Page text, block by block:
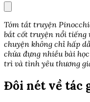
Tóm tắt truyện
bắt cốt truyện nổi tiếng
chuyện không chỉ hấp
chứa đựng nhiều bài
trì và tình yêu thương
Đôi nét về tác